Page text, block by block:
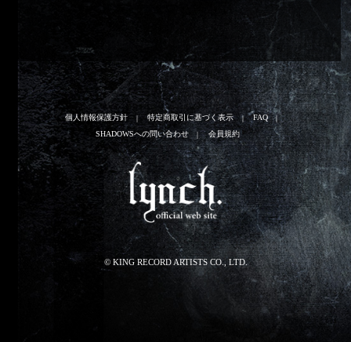
個人情報保護方針 特定商取引に基づく表示
FAQ
SHADOWSへの問い合わせ
会員規約
© KING RECORD ARTISTS CO., LTD.